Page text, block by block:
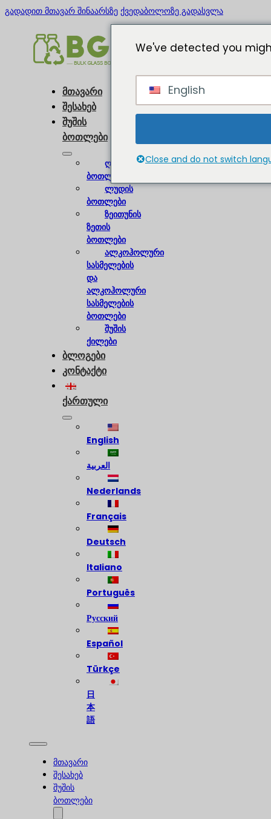
გადადით მთავარ შინაარსზე ქვედაბოლოზე გადასვლა
მთავარი
შესახებ
შუშის
ბოთლები
ღვინის
ბოთლები
ლუდის
ბოთლები
ზეითუნის
ზეთის
ბოთლები
ალკოჰოლური
სასმელების
და
ალკოჰოლური
სასმელების
ბოთლები
შუშის
ქილები
ბლოგები
კონტაქტი
ქართული
English
العربية
Nederlands
Français
Deutsch
Italiano
Português
Русский
Español
Türkçe
日
本
語
მთავარი
შესახებ
შუშის
ბოთლები
We've detected you
English
Close and do not switch